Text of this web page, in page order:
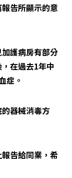
告所顯示的意
護病房有部分
在過去1年中
症。
器械消毒方
告給同業，希